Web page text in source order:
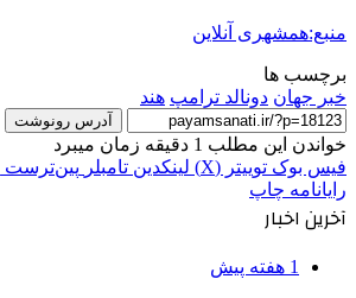
منبع:همشهری آنلاین
برچسب ها
خبر جهان دونالد ترامپ هند
آدرس رونوشت
خواندن این مطلب 1 دقیقه زمان میبرد
فیس بوک توییتر (X) لینکدین ‫تامبلر ‫پین‌ترست
رایانامه چاپ
آخرین اخبار
1 هفته پیش